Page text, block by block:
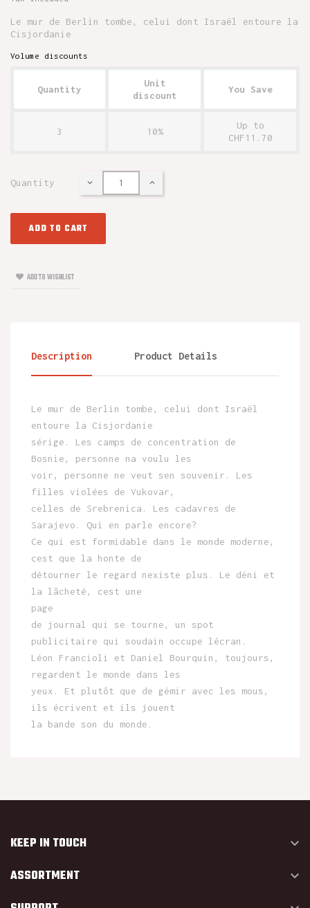
Le mur de Berlin tombe, celui dont Israël entoure la
Cisjordanie
Volume discounts
Quantity
Unit
discount
You Save
3 10%
Up to
CHF11.70
Quantity
ADD TO CART
ADD TO WISHLIST
Description Product Details
Le mur de Berlin tombe, celui dont Israël
entoure la Cisjordanie
sérige. Les camps de concentration de
Bosnie, personne na voulu les
voir, personne ne veut sen souvenir. Les
filles violées de Vukovar,
celles de Srebrenica. Les cadavres de
Sarajevo. Qui en parle encore?
Ce qui est formidable dans le monde moderne,
cest que la honte de
détourner le regard nexiste plus. Le déni et
la lâcheté, cest une
page
de journal qui se tourne, un spot
publicitaire qui soudain occupe lécran.
Léon Francioli et Daniel Bourquin, toujours,
regardent le monde dans les
yeux. Et plutôt que de gémir avec les mous,
ils écrivent et ils jouent
la bande son du monde.
KEEP IN TOUCH 
ASSORTMENT 